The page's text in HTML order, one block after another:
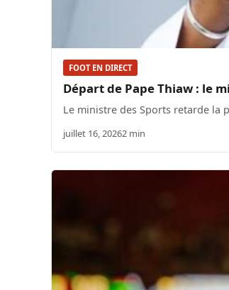
FOOT EN DIRECT
Départ de Pape Thiaw : le
Le ministre des Sports retarde la
juillet 16, 20262 min